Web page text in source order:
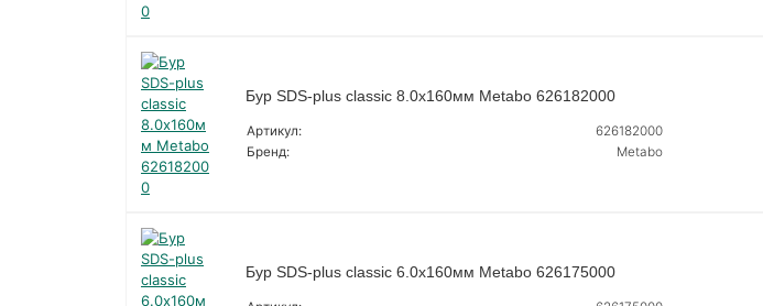
Бур SDS-plus classic 8.0х160мм Metabo 626182000
Артикул:
626182000
Бренд:
Metabo
Бур SDS-plus classic 6.0х160мм Metabo 626175000